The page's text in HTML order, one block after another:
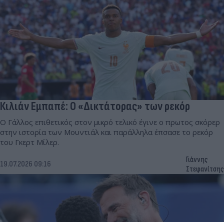
Κιλιάν Εμπαπέ: Ο «Δικτάτορας» των ρεκόρ
Ο Γάλλος επιθετικός στον μικρό τελικό έγινε ο πρωτος σκόρερ
στην ιστορία των Μουντιάλ και παράλληλα έπσασε το ρεκόρ
του Γκερτ Μίλερ.
19.07.2026 09:16
Γιάννης
Στεφανίτσης